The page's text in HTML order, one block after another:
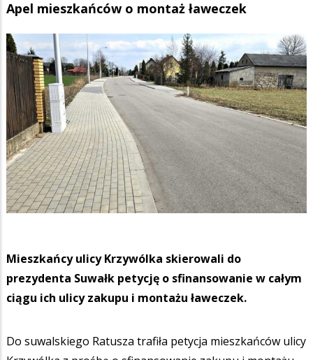
Apel mieszkańców o montaż ławeczek
Mieszkańcy ulicy Krzywólka skierowali do
prezydenta Suwałk petycję o sfinansowanie w całym
ciągu ich ulicy zakupu i montażu ławeczek.
Do suwalskiego Ratusza trafiła petycja mieszkańców ulicy